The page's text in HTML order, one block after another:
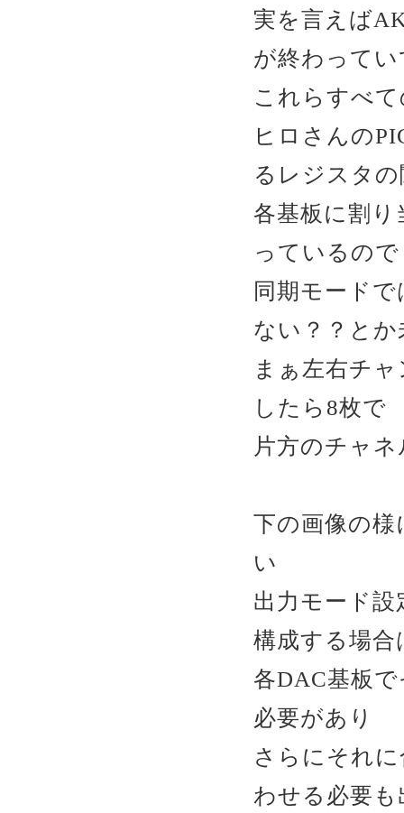
実を言えば
が終わってい
これらすべ
ヒロさんの
るレジスタ
各基板に割
っているので
同期モード
ない？？と
まぁ左右チ
したら8枚で
片方のチャ
下の画像の
い
出力モード
構成する場合
各DAC基板
必要があり
さらにそれ
わせる必要